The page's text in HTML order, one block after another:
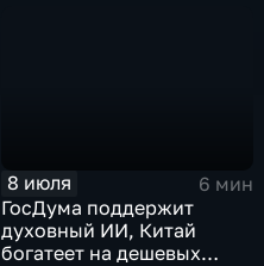
8 июля
6 мин
ГосДума поддержит
духовный ИИ, Китай
богатеет на дешевых